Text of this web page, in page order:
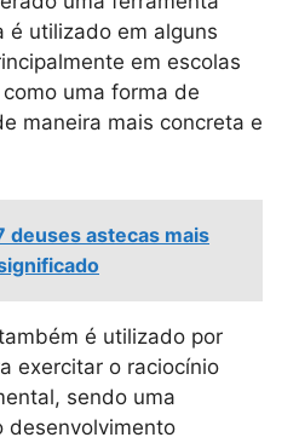
é utilizado em alguns
em escolas
uma forma de
maneira mais concreta e
deuses astecas mais
é utilizado por
exercitar o raciocínio
sendo uma
desenvolvimento